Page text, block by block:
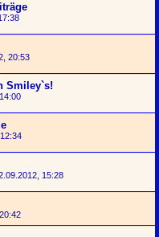
20:53
Smiley`s!
15:28